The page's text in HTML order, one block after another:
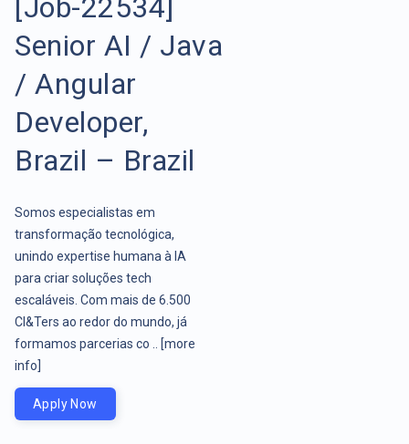
Senior AI / Java
/ Angular
Developer,
Brazil – Brazil
Somos especialistas em
transformação tecnológica,
unindo expertise humana à IA
para criar soluções tech
escaláveis. Com mais de 6.500
CI&Ters ao redor do mundo, já
formamos parcerias co ..
[more
info]
Apply Now